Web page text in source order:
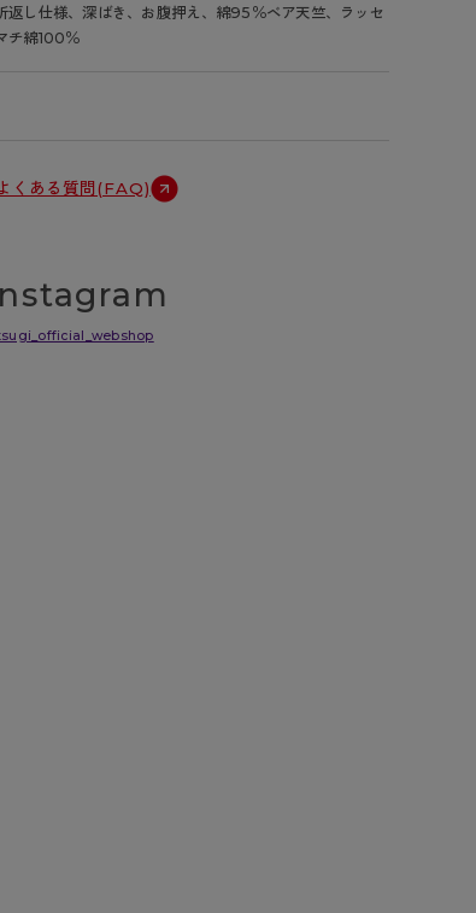
返し仕様、深ばき、お腹押え、綿95％ベア天竺、ラッセ
チ綿100％
くある質問(FAQ)